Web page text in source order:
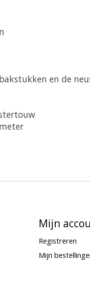
en de
Mijn
Registreren
Mijn